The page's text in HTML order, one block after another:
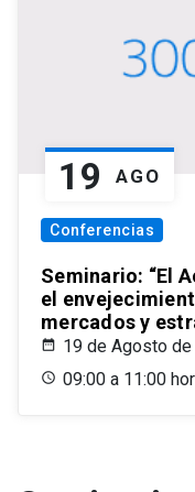
19 AGO
Conferencias
Seminario: “El
el
mercados y
19 de Agosto
09:00 a 11:00